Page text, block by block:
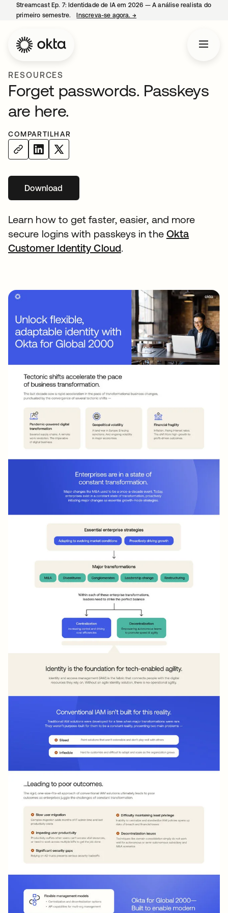
Streamcast Ep. 7: Identidade de IA em 2026 — A análise realista do
primeiro semestre.
Inscreva-se agora. →
RESOURCES
Forget passwords. Passkeys
are here.
COMPARTILHAR
Downloadabre em uma nova guia
Learn how to get faster, easier, and more
secure logins with passkeys in the Okta
Customer Identity Cloudabre em uma nova
.